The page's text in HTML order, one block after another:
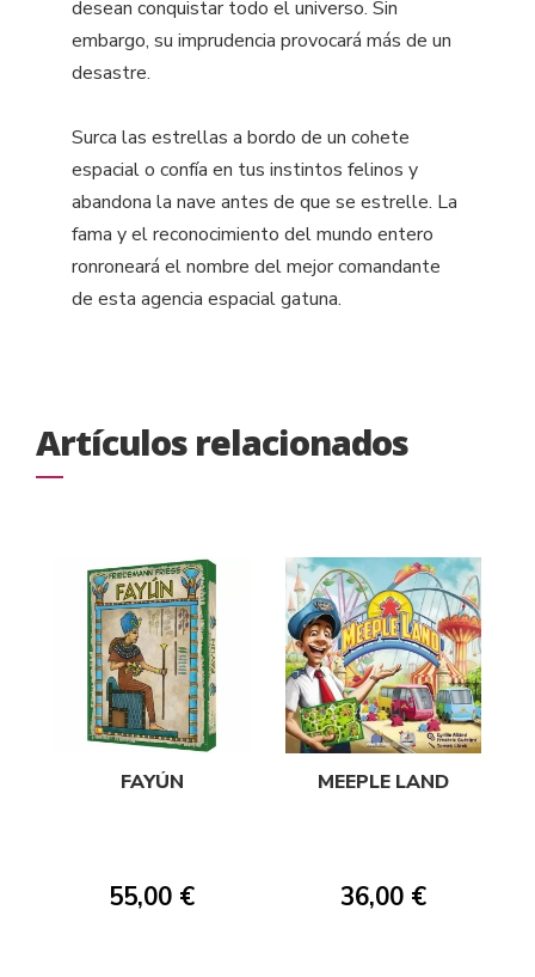
desean conquistar todo el universo. Sin
embargo, su imprudencia provocará más de un
desastre.
Surca las estrellas a bordo de un cohete
espacial o confía en tus instintos felinos y
abandona la nave antes de que se estrelle. La
fama y el reconocimiento del mundo entero
ronroneará el nombre del mejor comandante
de esta agencia espacial gatuna.
Artículos relacionados
FAYÚN
55,00 €
MEEPLE LAND
36,00 €